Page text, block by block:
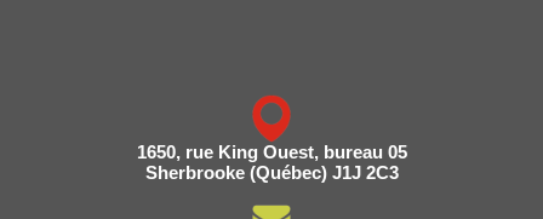
1650, rue King Ouest, bureau 05
Sherbrooke (Québec) J1J 2C3